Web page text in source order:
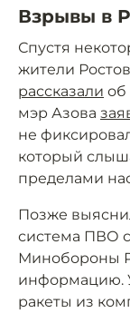
Взрывы в
Спустя
жители
рассказали об
мэр Азова
не
который
пределами
Позже
система ПВО
Минобороны
информацию.
ракеты из